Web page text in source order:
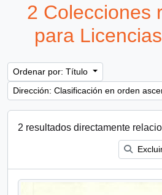
2 Colecciones
para
Ordenar por: Título
Dirección: Clasificación en orden
2 resultados directamente